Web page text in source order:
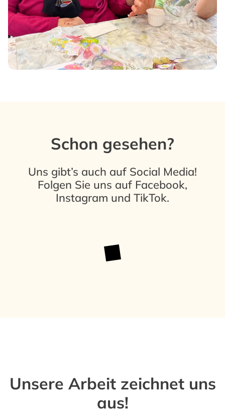
Schon gesehen?
Uns gibt’s auch auf Social Media!
Folgen Sie uns auf Facebook,
Instagram und TikTok.
Unsere Arbeit zeichnet uns
aus!